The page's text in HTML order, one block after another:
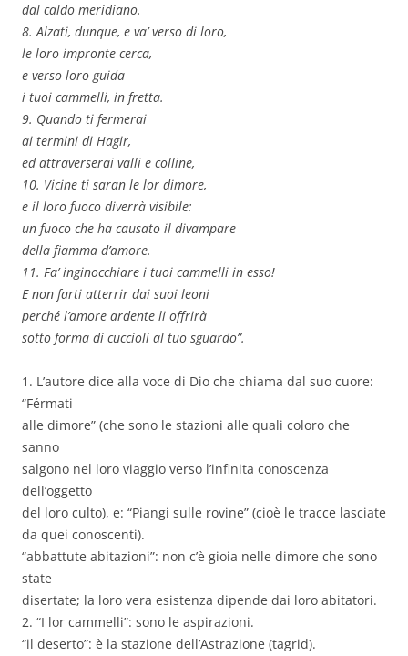
dal caldo meridiano.
8. Alzati, dunque, e va’ verso di loro,
le loro impronte cerca,
e verso loro guida
i tuoi cammelli, in fretta.
9. Quando ti fermerai
ai termini di Hagir,
ed attraverserai valli e colline,
10. Vicine ti saran le lor dimore,
e il loro fuoco diverrà visibile:
un fuoco che ha causato il divampare
della fiamma d’amore.
11. Fa’ inginocchiare i tuoi cammelli in esso!
E non farti atterrir dai suoi leoni
perché l’amore ardente li offrirà
sotto forma di cuccioli al tuo sguardo”.
1. L’autore dice alla voce di Dio che chiama dal suo cuore:
“Férmati
alle dimore” (che sono le stazioni alle quali coloro che
sanno
salgono nel loro viaggio verso l’infinita conoscenza
dell’oggetto
del loro culto), e: “Piangi sulle rovine” (cioè le tracce lasciate
da quei conoscenti).
“abbattute abitazioni”: non c’è gioia nelle dimore che sono
state
disertate; la loro vera esistenza dipende dai loro abitatori.
2. “I lor cammelli”: sono le aspirazioni.
“il deserto”: è la stazione dell’Astrazione (tagrid).